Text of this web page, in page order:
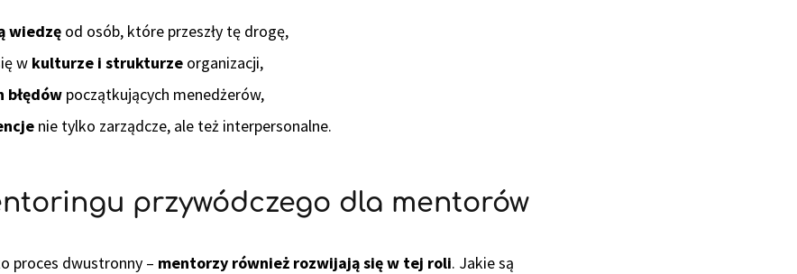
wiedzę od osób, które przeszły tę drogę,
w kulturze i strukturze organizacji,
błędów początkujących menedżerów,
nie tylko zarządcze, ale też interpersonalne.
przywódczego dla mentorów
proces dwustronny – mentorzy również rozwijają się w tej roli. Jakie są